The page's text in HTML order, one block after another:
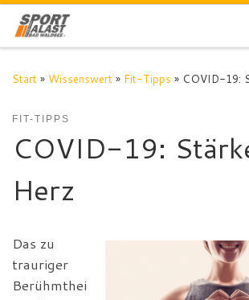
Zum Inhalt springen
Start » Wissenswert » Fit-Tipps » COVID-19:
FIT-TIPPS
COVID-19:
Herz
Das zu
trauriger
Berühmthei